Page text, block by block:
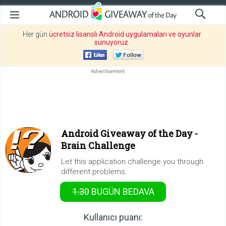
Her gün ücretsiz lisanslı Android uygulamaları ve oyunlar
sunuyoruz
Android Giveaway of the Day -
Brain Challenge
Let this application challenge you through
different problems.
1.30BUGÜN BEDAVA
Kullanıcı puanı: